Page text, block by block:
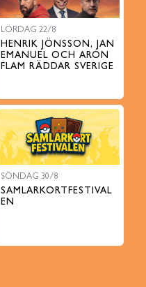
LÖRDAG 22/8
HENRIK JÖNSSON, JAN
EMANUEL OCH ARON
FLAM RÄDDAR SVERIGE
SÖNDAG 30/8
SAMLARKORTFESTIVAL
EN